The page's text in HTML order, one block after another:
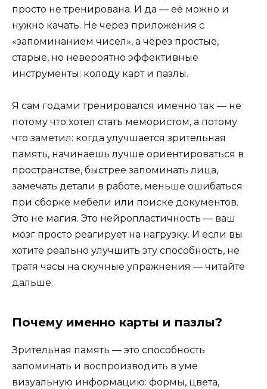
просто не тренирована. И да — её можно и
нужно качать. Не через приложения с
«запоминанием чисел», а через простые,
старые, но невероятно эффективные
инструменты: колоду карт и пазлы.
Я сам годами тренировался именно так — не
потому что хотел стать мемористом, а потому
что заметил: когда улучшается зрительная
память, начинаешь лучше ориентироваться в
пространстве, быстрее запоминать лица,
замечать детали в работе, меньше ошибаться
при сборке мебели или поиске документов.
Это не магия. Это нейропластичность — ваш
мозг просто реагирует на нагрузку. И если вы
хотите реально улучшить эту способность, не
тратя часы на скучные упражнения — читайте
дальше.
Почему именно карты и пазлы?
Зрительная память — это способность
запоминать и воспроизводить в уме
визуальную информацию: формы, цвета,